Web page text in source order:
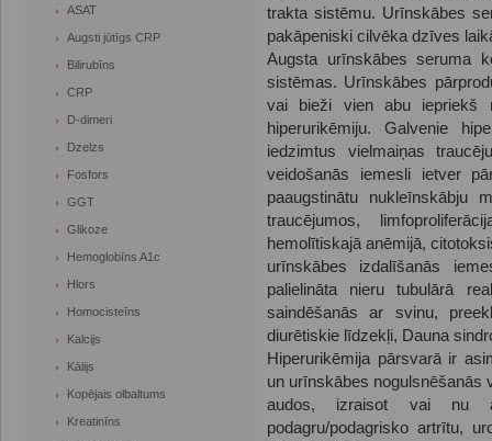
ASAT
Augsti jūtīgs CRP
Bilirubīns
CRP
D-dimeri
Dzelzs
Fosfors
GGT
Glikoze
Hemoglobīns A1c
Hlors
Homocisteīns
Kalcijs
Kālijs
Kopējais olbaltums
Kreatinīns
trakta sistēmu. Urīnskābes
pakāpeniski cilvēka dzīves
Augsta urīnskābes seruma
sistēmas. Urīnskābes
vai bieži vien abu iepriekš
hiperurikēmiju. Galvenie
iedzimtus vielmaiņas
veidošanās iemesli ietver
paaugstinātu nukleīnskābju
traucējumos,
hemolītiskajā anēmijā,
urīnskābes izdalīšanās
palielināta nieru tubulārā
saindēšanās ar svinu,
diurētiskie līdzekļi, Dauna
Hiperurikēmija pārsvarā ir
un urīnskābes nogulsnēšanās
audos, izraisot vai nu
podagru/podagrisko artrītu,